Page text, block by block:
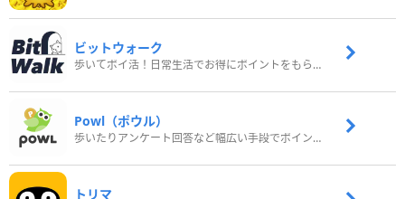
ビットウォーク
歩いてポイ活！日常生活でお得にポイントをもらおう
Powl（ポウル）
歩いたりアンケート回答など幅広い手段でポイントをゲット
トリマ